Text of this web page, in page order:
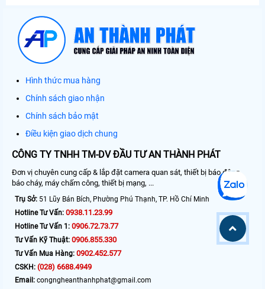
Hình thức mua hàng
Chính sách giao nhận
Chính sách bảo mật
Điều kiện giao dịch chung
CÔNG TY TNHH TM-DV ĐẦU TƯ AN THÀNH PHÁT
Đơn vị chuyên cung cấp & lắp đặt camera quan sát, thiết bị báo động,
báo cháy, máy chấm công, thiết bị mạng, ...
Trụ Sở: 51 Lũy Bán Bích, Phường Phú Thạnh, TP. Hồ Chí Minh
Hotline Tư Vấn: 0938.11.23.99
Hotline Tư Vấn 1: 0906.72.73.77
Tư Vấn Kỹ Thuật: 0906.855.330
Tư Vấn Mua Hàng: 0902.452.577
CSKH: (028) 6688.4949
Email: congngheanthanhphat@gmail.com